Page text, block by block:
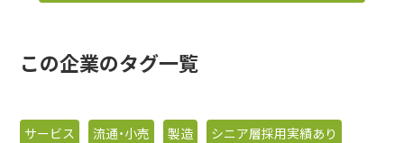
この企業のタグ一覧
サービス 流通・小売 製造
シニア層採用実績あり